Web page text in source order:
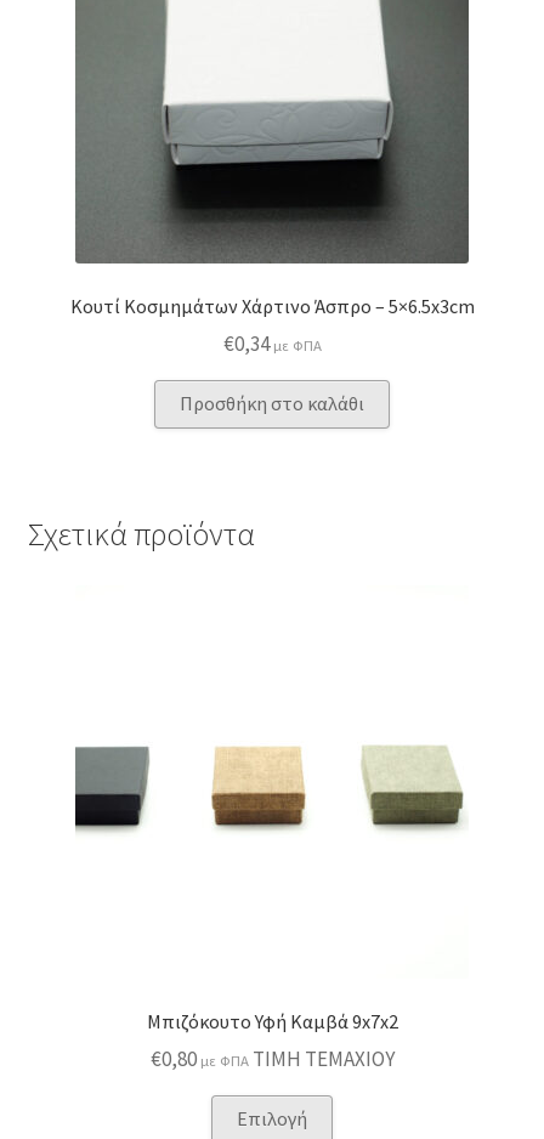
Κουτί Κοσμημάτων Χάρτινο Άσπρο – 5×6.5x3cm
€0,34 με ΦΠΑ
Προσθήκη στο καλάθι
Σχετικά προϊόντα
Μπιζόκουτο Υφή Καμβά 9x7x2
€0,80 με ΦΠΑ ΤΙΜΗ ΤΕΜΑΧΙΟΥ
Επιλογή